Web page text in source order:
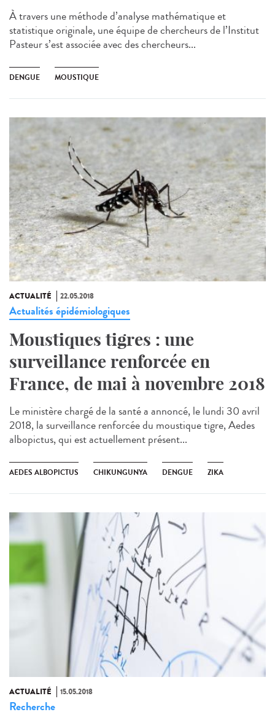
À travers une méthode d’analyse mathématique et
statistique originale, une équipe de chercheurs de l’Institut
Pasteur s’est associée avec des chercheurs...
DENGUE MOUSTIQUE
ACTUALITÉ 22.05.2018
Actualités épidémiologiques
Moustiques tigres : une
surveillance renforcée en
France, de mai à novembre 2018
Le ministère chargé de la santé a annoncé, le lundi 30 avril
2018, la surveillance renforcée du moustique tigre, Aedes
albopictus, qui est actuellement présent...
AEDES ALBOPICTUS CHIKUNGUNYA DENGUE ZIKA
ACTUALITÉ 15.05.2018
Recherche